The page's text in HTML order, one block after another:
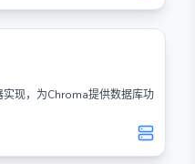
现，为Chroma提供数据库功